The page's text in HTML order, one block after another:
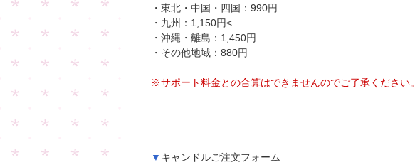
・東北・中国・四国：990円
・九州：1,150円<
・沖縄・離島：1,450円
・その他地域：880円
※サポート料金との合算はできませんのでご了承ください。
▼ キャンドルご注文フォーム